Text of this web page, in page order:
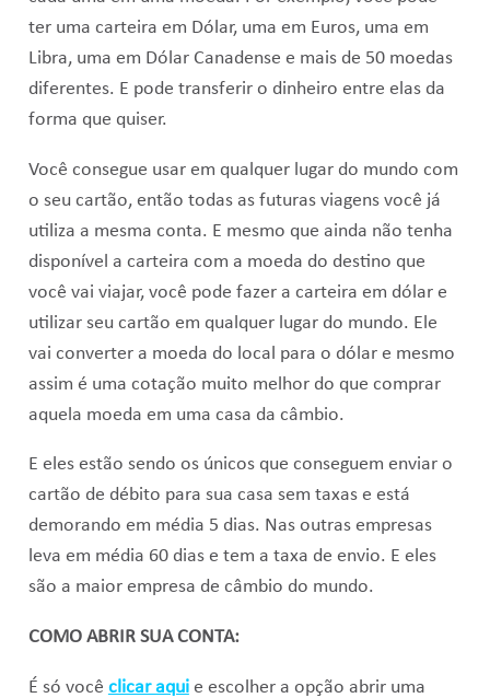
ter uma carteira em Dólar, uma em Euros, uma em
Libra, uma em Dólar Canadense e mais de 50 moedas
diferentes. E pode transferir o dinheiro entre elas da
forma que quiser.
Você consegue usar em qualquer lugar do mundo com
o seu cartão, então todas as futuras viagens você já
utiliza a mesma conta. E mesmo que ainda não tenha
disponível a carteira com a moeda do destino que
você vai viajar, você pode fazer a carteira em dólar e
utilizar seu cartão em qualquer lugar do mundo. Ele
vai converter a moeda do local para o dólar e mesmo
assim é uma cotação muito melhor do que comprar
aquela moeda em uma casa da câmbio.
E eles estão sendo os únicos que conseguem enviar o
cartão de débito para sua casa sem taxas e está
demorando em média 5 dias. Nas outras empresas
leva em média 60 dias e tem a taxa de envio. E eles
são a maior empresa de câmbio do mundo.
COMO ABRIR SUA CONTA:
É só você clicar aquie escolher a opção abrir uma